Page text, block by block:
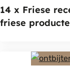
14 x Friese
friese